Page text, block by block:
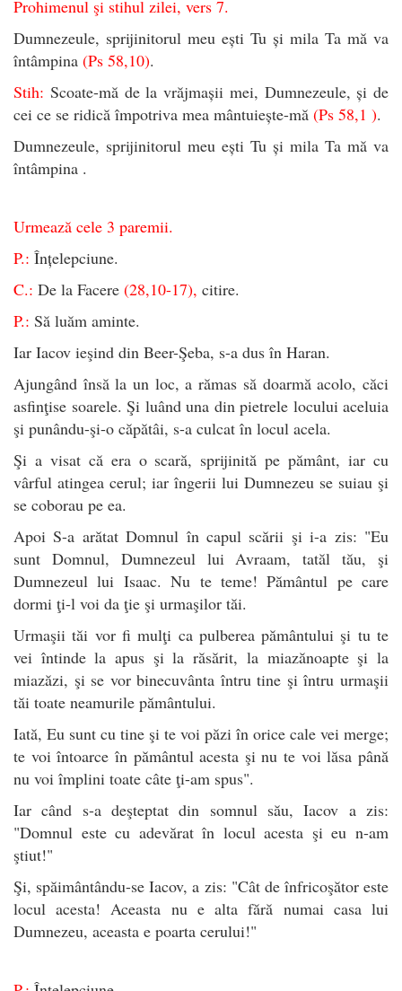
Prohimenul şi stihul zilei, vers 7.
Dumnezeule, sprijinitorul meu ești Tu și mila Ta mă va
întâmpina (Ps 58,10).
Stih: Scoate-mă de la vrăjmașii mei, Dumnezeule, și de
cei ce se ridică împotriva mea mântuiește-mă (Ps 58,1 ).
Dumnezeule, sprijinitorul meu ești Tu și mila Ta mă va
întâmpina .
Urmează cele 3 paremii.
P.: Înțelepciune.
C.: De la Facere (28,10-17), citire.
P.: Să luăm aminte.
Iar Iacov ieşind din Beer-Şeba, s-a dus în Haran.
Ajungând însă la un loc, a rămas să doarmă acolo, căci
asfinţise soarele. Şi luând una din pietrele locului aceluia
şi punându-şi-o căpătâi, s-a culcat în locul acela.
Şi a visat că era o scară, sprijinită pe pământ, iar cu
vârful atingea cerul; iar îngerii lui Dumnezeu se suiau şi
se coborau pe ea.
Apoi S-a arătat Domnul în capul scării şi i-a zis: "Eu
sunt Domnul, Dumnezeul lui Avraam, tatăl tău, şi
Dumnezeul lui Isaac. Nu te teme! Pământul pe care
dormi ţi-l voi da ţie şi urmaşilor tăi.
Urmaşii tăi vor fi mulţi ca pulberea pământului şi tu te
vei întinde la apus şi la răsărit, la miazănoapte şi la
miazăzi, şi se vor binecuvânta întru tine şi întru urmaşii
tăi toate neamurile pământului.
Iată, Eu sunt cu tine şi te voi păzi în orice cale vei merge;
te voi întoarce în pământul acesta şi nu te voi lăsa până
nu voi împlini toate câte ţi-am spus".
Iar când s-a deşteptat din somnul său, Iacov a zis:
"Domnul este cu adevărat în locul acesta şi eu n-am
ştiut!"
Şi, spăimântându-se Iacov, a zis: "Cât de înfricoşător este
locul acesta! Aceasta nu e alta fără numai casa lui
Dumnezeu, aceasta e poarta cerului!"